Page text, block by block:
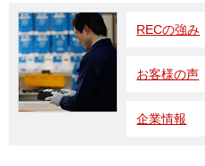
RECの強み
お客様の声
企業情報